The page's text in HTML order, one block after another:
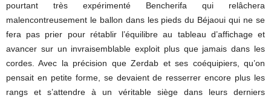
pourtant très expérimenté Bencherifa qui relâchera
malencontreusement le ballon dans les pieds du Béjaoui qui ne se
fera pas prier pour rétablir l’équilibre au tableau d’affichage et
avancer sur un invraisemblable exploit plus que jamais dans les
cordes. Avec la précision que Zerdab et ses coéquipiers, qu’on
pensait en petite forme, se devaient de resserrer encore plus les
rangs et s’attendre à un véritable siège dans leurs derniers